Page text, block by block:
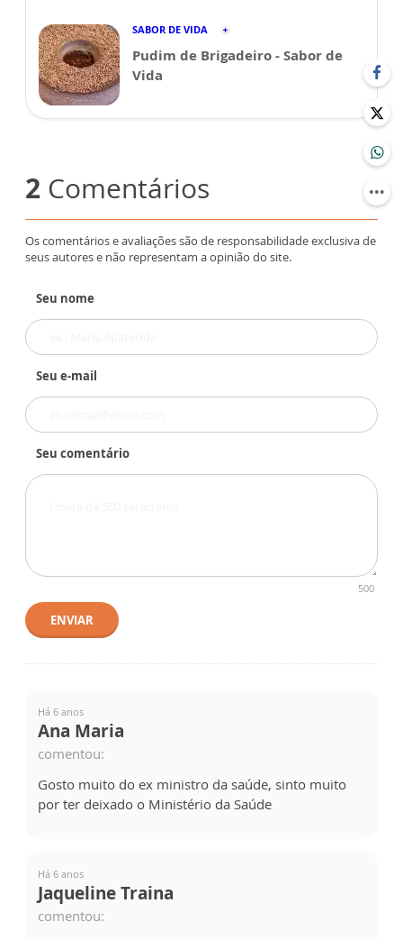
SABOR DE VIDA
Pudim de Brigadeiro - Sabor de
Vida
2 Comentários
Os comentários e avaliações são de responsabilidade exclusiva de
seus autores e não representam a opinião do site.
Seu nome
Seu e-mail
Seu comentário
500
ENVIAR
Há 6 anos
Ana Maria
comentou:
Gosto muito do ex ministro da saúde, sinto muito
por ter deixado o Ministério da Saúde
Há 6 anos
Jaqueline Traina
comentou: